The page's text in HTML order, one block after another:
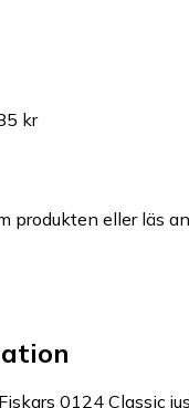
kr
produkten eller läs
0124 Classic